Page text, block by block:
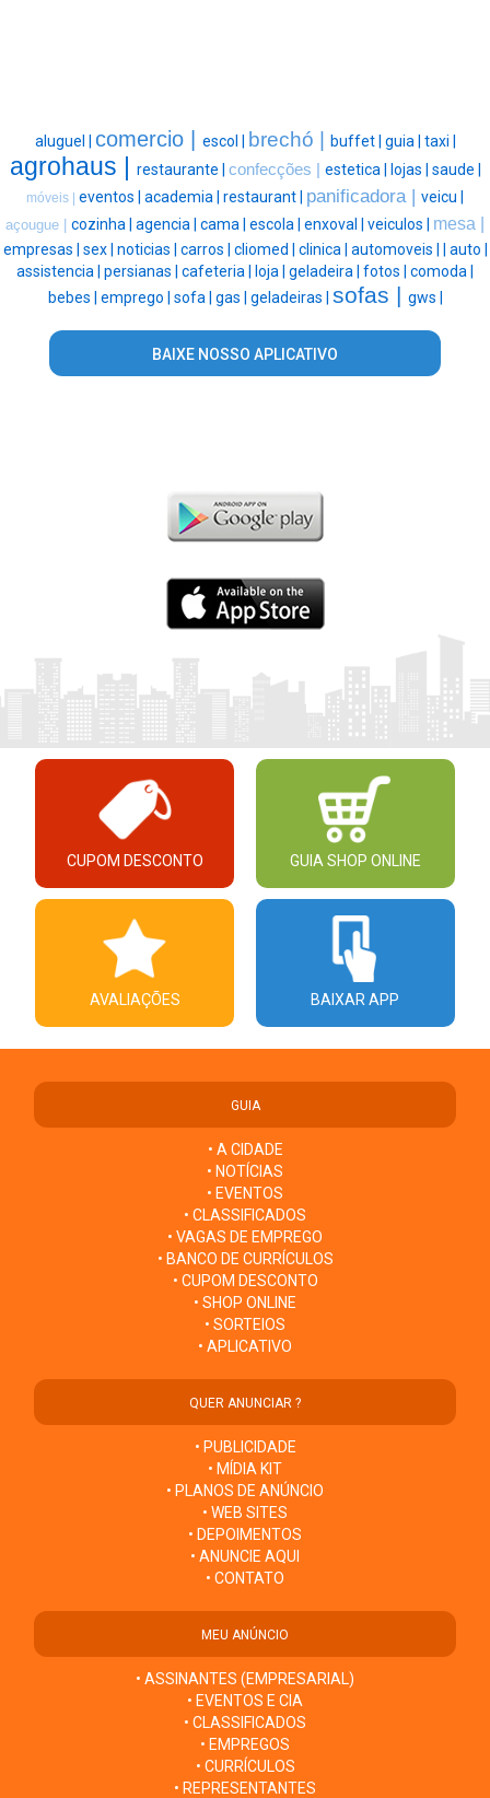
aluguel | comercio | escol | brechó | buffet | guia | taxi |
agrohaus | restaurante | confecções | estetica | lojas | saude |
móveis | eventos | academia | restaurant | panificadora | veicu |
açougue | cozinha | agencia | cama | escola | enxoval | veiculos | mesa |
empresas | sex | noticias | carros | cliomed | clinica | automoveis |
auto |
assistencia | persianas | cafeteria | loja | geladeira | fotos | comoda |
bebes | emprego | sofa | gas | geladeiras | sofas | gws |
BAIXE NOSSO APLICATIVO
CUPOM DESCONTO GUIA SHOP ONLINE
AVALIAÇÕES BAIXAR APP
GUIA
• A CIDADE
• NOTÍCIAS
• EVENTOS
• CLASSIFICADOS
• VAGAS DE EMPREGO
• BANCO DE CURRÍCULOS
• CUPOM DESCONTO
• SHOP ONLINE
• SORTEIOS
• APLICATIVO
QUER ANUNCIAR ?
• PUBLICIDADE
• MÍDIA KIT
• PLANOS DE ANÚNCIO
• WEB SITES
• DEPOIMENTOS
• ANUNCIE AQUI
• CONTATO
MEU ANÚNCIO
• ASSINANTES (EMPRESARIAL)
• EVENTOS E CIA
• CLASSIFICADOS
• EMPREGOS
• CURRÍCULOS
• REPRESENTANTES